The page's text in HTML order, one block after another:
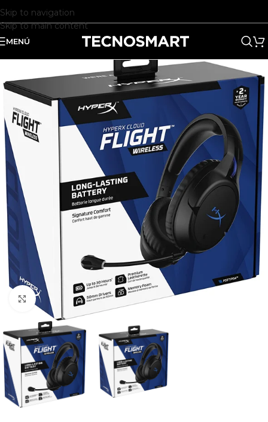
Skip to navigation
Skip to main content
MENÚ
Clic para ampliar